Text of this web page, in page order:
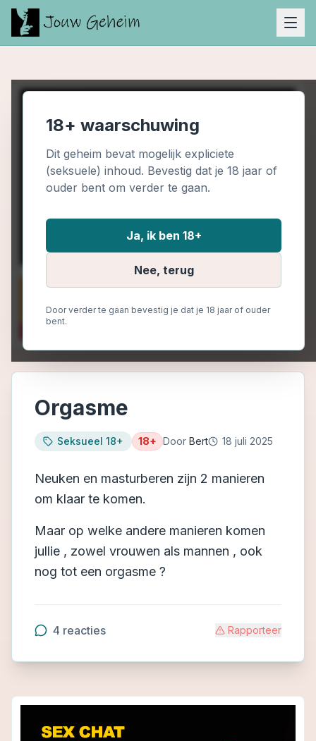
18+ waarschuwing
Dit geheim bevat mogelijk expliciete
(seksuele) inhoud. Bevestig dat je 18 jaar of
ouder bent om verder te gaan.
Ja, ik ben 18+
Nee, terug
Door verder te gaan bevestig je dat je 18 jaar of ouder
bent.
Orgasme
Seksueel 18+ 18+ Door Bert 18 juli 2025
Neuken en masturberen zijn 2 manieren
om klaar te komen.
Maar op welke andere manieren komen
jullie , zowel vrouwen als mannen , ook
nog tot een orgasme ?
4 reacties Rapporteer